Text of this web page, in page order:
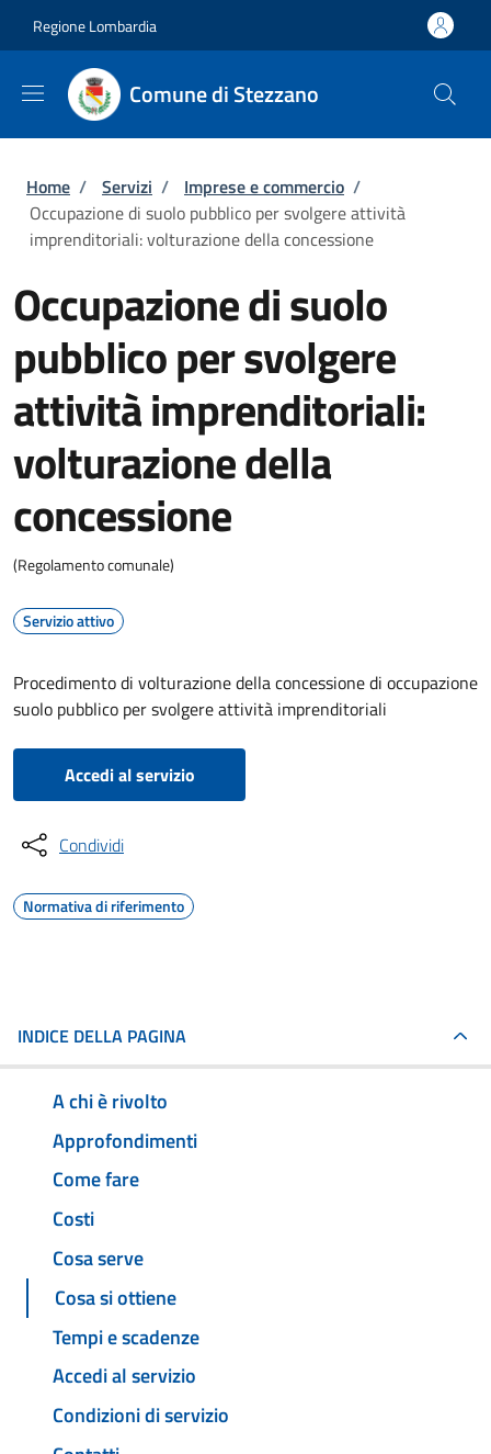
Regione Lombardia
Comune di Stezzano
Briciole di pane
Home / Servizi / Imprese e commercio /
Occupazione di suolo pubblico per svolgere attività
imprenditoriali: volturazione della concessione
Occupazione di suolo
pubblico per svolgere
attività imprenditoriali:
volturazione della
concessione
(Regolamento comunale)
Servizio attivo
Procedimento di volturazione della concessione di occupazione
suolo pubblico per svolgere attività imprenditoriali
Accedi al servizio
Condividi
Normativa di riferimento
INDICE DELLA PAGINA
A chi è rivolto
Approfondimenti
Come fare
Costi
Cosa serve
Cosa si ottiene
Tempi e scadenze
Accedi al servizio
Condizioni di servizio